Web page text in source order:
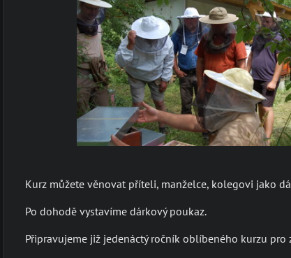
Kurz můžete věnovat příteli, manželce, kolegovi jako
Po dohodě vystavíme dárkový poukaz.
Připravujeme již jedenáctý ročník oblíbeného kurzu pro